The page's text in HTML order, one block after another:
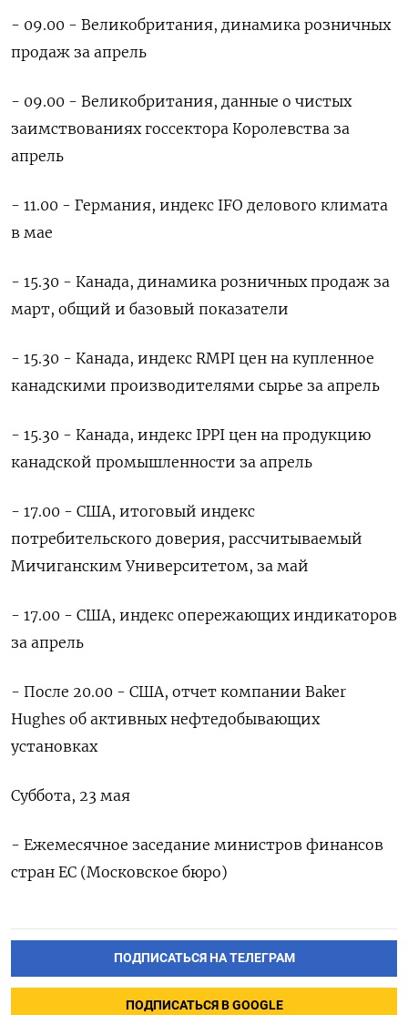
- 09.00 - Великобритания, динамика розничных
продаж за апрель
- ‌09.00 - Великобритания, данные о чистых
заимствованиях госсектора Королевства за
апрель
- 11.00 - Германия, индекс IFO делового климата
в мае
- 15.30 - Канада, динамика розничных продаж за
март, общий и базовый показатели
- 15.30 - Канада, индекс RMPI цен на купленное
канадскими производителями сырье за ​апрель
- 15.30 - Канада, индекс IPPI цен на продукцию
канадской промышленности за апрель
- 17.00 - США, итоговый индекс
потребительского доверия, рассчитываемый
Мичиганским Университетом, за май
- 17.00 - США, индекс опережающих индикаторов
‌за апрель
- После 20.00 - США, отчет компании Baker
Hughes об активных нефтедобывающих
установках
Суббота, 23 мая
- Ежемесячное заседание министров финансов
стран ЕС (Московское бюро)
ПОДПИСАТЬСЯ НА ТЕЛЕГРАМ
ПОДПИСАТЬСЯ В GOOGLE